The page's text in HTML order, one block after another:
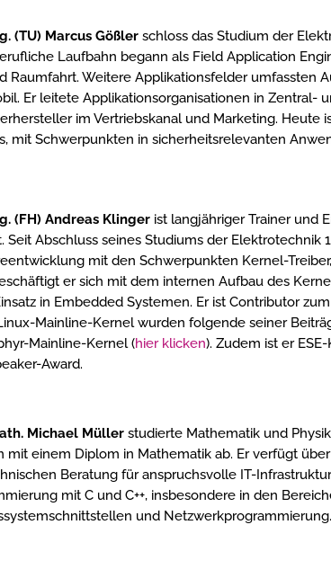
(TU) Marcus Gößlerschloss das Studium der
Laufbahn begann als Field Application
Raumfahrt. Weitere Applikationsfelder umfassten
Er leitete Applikationsorganisationen in Zentral-
im Vertriebskanal und Marketing. Heute
mit Schwerpunkten in sicherheitsrelevanten
(FH) Andreas Klingerist langjähriger Trainer und
Seit Abschluss seines Studiums der
mit den Schwerpunkten Kernel-
er sich mit dem internen Aufbau des
in Embedded Systemen. Er ist Contributor
Mainline-Kernel wurden folgende seiner
Mainline-Kernel (hier klicken). Zudem ist er
Award.
Michael Müllerstudierte Mathematik und
mit einem Diplom in Mathematik ab. Er verfügt
Beratung für anspruchsvolle IT-
mit C und C++, insbesondere in den
und Netzwerkprogrammierung.